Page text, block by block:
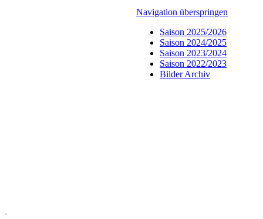
Navigation überspringen
Saison 2025/2026
Saison 2024/2025
Saison 2023/2024
Saison 2022/2023
Bilder Archiv